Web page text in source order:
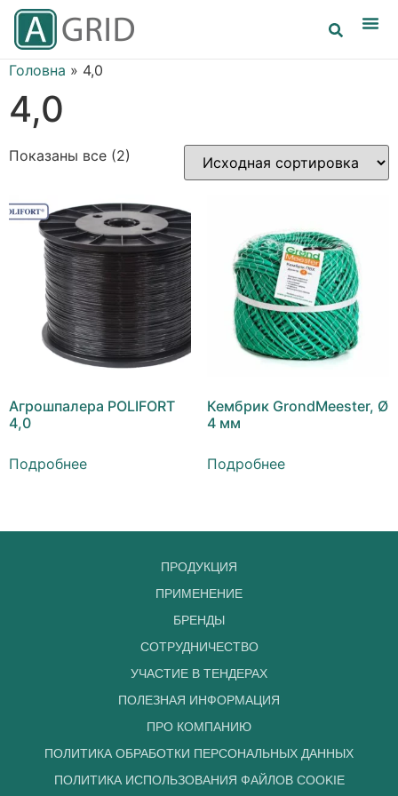
Головна » 4,0
4,0
Показаны все (2)
Агрошпалера POLIFORT
4,0
Подробнее
Кембрик GrondMeester, Ø
4 мм
Подробнее
ПРОДУКЦИЯ
ПРИМЕНЕНИЕ
БРЕНДЫ
СОТРУДНИЧЕСТВО
УЧАСТИЕ В ТЕНДЕРАХ
ПОЛЕЗНАЯ ИНФОРМАЦИЯ
ПРО КОМПАНИЮ
ПОЛИТИКА ОБРАБОТКИ ПЕРСОНАЛЬНЫХ ДАННЫХ
ПОЛИТИКА ИСПОЛЬЗОВАНИЯ ФАЙЛОВ COOKIE